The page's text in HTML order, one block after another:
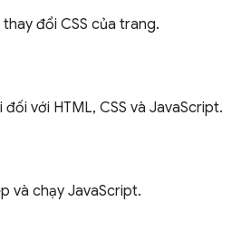
đổi CSS của trang.
với HTML, CSS và JavaScript.
và chạy JavaScript.